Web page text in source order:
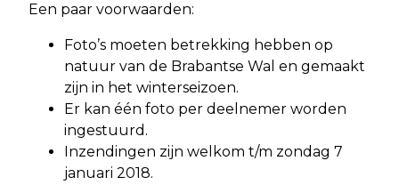
Een paar voorwaarden:
Foto’s moeten betrekking hebben op
natuur van de Brabantse Wal en gemaakt
zijn in het winterseizoen.
Er kan één foto per deelnemer worden
ingestuurd.
Inzendingen zijn welkom t/m zondag 7
januari 2018.